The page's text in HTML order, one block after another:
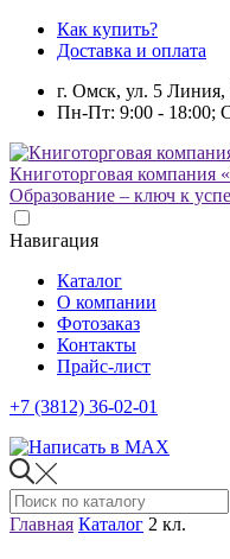
Как купить?
Доставка и оплата
г. Омск, ул. 5
Пн-Пт: 9:00 - 18:00;
Книготорговая компания
Образование – ключ к
Навигация
Каталог
О компании
Фотозаказ
Контакты
Прайс-лист
+7 (3812) 36-02-01
Главная Каталог 2 кл.